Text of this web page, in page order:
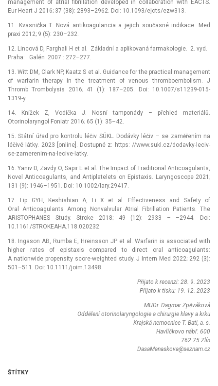
management of atrial fibrillation developed in collaboration with EACTS.
Eur Heart J 2016; 37 (38): 2893–2962. Doi: 10.1093/ejcts/ezw313.
11. Kvasnička T. Nová antikoagulancia a jejich současné indikace. Med
praxi 2012; 9 (5): 230–232.
12. Lincová D, Farghali H et al. Základní a aplikovaná farmakologie. 2. vyd.
Praha: Galén 2007 : 272–277.
13. Witt DM, Clark NP, Kaatz S et al. Guidance for the practical management
of warfarin therapy in the treatment of venous thromboembolism. J
Thromb Trombolysis 2016; 41 (1): 187–205. Doi: 10.1007/s11239-015-
1319-y.
14. Knížek Z, Vodička J. Nosní tamponády –⁠ přehled materiálů.
Otorinolaryngol Foniatr 2016; 65 (1): 35–42.
15. Státní úřad pro kontrolu léčiv SÚKL. Dodávky léčiv –⁠ se zaměřením na
léčivé látky. 2023 [online]. Dostupné z: https: //www.sukl.cz/dodavky-leciv-
se-zamerenim-na-lecive-latky.
16. Yaniv D, Zavdy O, Sapir E et al. The Impact of Traditional Anticoagulants,
Novel Anticoagulants, and Antiplatelets on Epistaxis. Laryngoscope 2021;
131 (9): 1946–1951. Doi: 10.1002/lary.29417.
17. Lip GYH, Keshishian A, Li X et al. Effectiveness and Safety of
Oral Anticoagulants Among Nonvalvular Atrial Fibrillation Patients. The
ARISTOPHANES Study. Stroke 2018; 49 (12): 2933 –⁠ –2944. Doi:
10.1161/STROKEAHA.118.020232.
18. Ingason AB, Rumba E, Hreinsson JP et al. Warfarin is associated with
higher rates of epistaxis compared to direct oral anticoagulants:
A nationwide propensity score-weighted study. J Intern Med 2022; 292 (3):
501–511. Doi: 10.1111/joim.13498.
Přijato k recenzi: 28. 9. 2023
Přijato k tisku: 19. 12. 2023
MUDr. Dagmar Zpěváková
Oddělení otorinolaryngologie a chirurgie hlavy a krku
Krajská nemocnice T. Bati, a. s.
Havlíčkovo nábř. 600
762 75 Zlín
DasaManaskova@seznam.cz
ŠTÍTKY